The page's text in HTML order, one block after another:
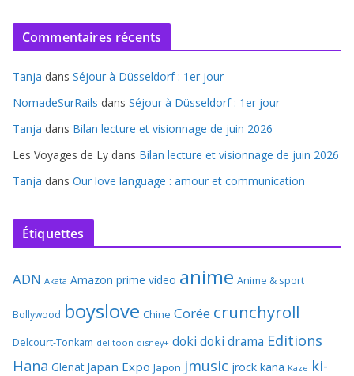
Commentaires récents
Tanja dans Séjour à Düsseldorf : 1er jour
NomadeSurRails dans Séjour à Düsseldorf : 1er jour
Tanja dans Bilan lecture et visionnage de juin 2026
Les Voyages de Ly dans Bilan lecture et visionnage de juin 2026
Tanja dans Our love language : amour et communication
Étiquettes
ADN Akata Amazon prime video anime Anime & sport
Bollywood boyslove Chine Corée crunchyroll
Delcourt-Tonkam delitoon disney+ doki doki drama Editions
Hana Glenat Japan Expo Japon jmusic jrock kana Kaze ki-